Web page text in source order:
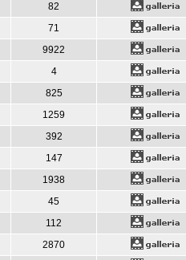
82
71
9922
4
825
1259
392
147
1938
45
112
2870